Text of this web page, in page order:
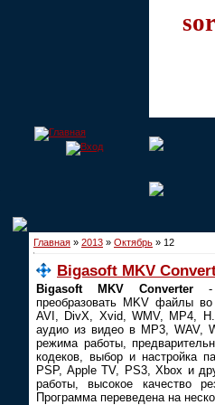
Главная » 2013 » Октябрь » 12
Bigasoft MKV
Bigasoft MKV Converter -
преобразовать MKV файлы
AVI, DivX, Xvid, WMV, MP4,
аудио из видео в MP3, WAV,
режима работы,
кодеков, выбор и настройка
PSP, Apple TV, PS3, Xbox и
работы, высокое качество
Программа переведена на